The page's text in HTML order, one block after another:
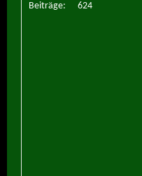
Beiträge
624